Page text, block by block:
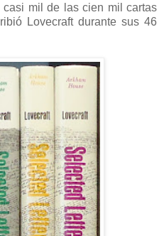
mil de las cien mil cartas
Lovecraft durante sus 46